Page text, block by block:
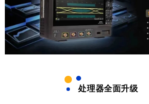
处理器全面升级